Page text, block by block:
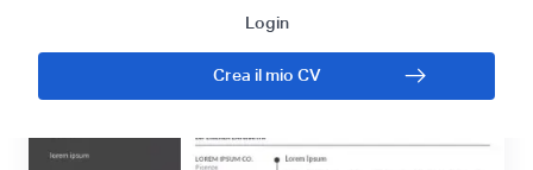
Login
Crea il mio CV